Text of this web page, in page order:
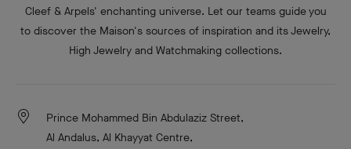
Cleef & Arpels' enchanting universe. Let our teams guide you
to discover the Maison's sources of inspiration and its Jewelry,
High Jewelry and Watchmaking collections.
Prince Mohammed Bin Abdulaziz Street,
Al Andalus, Al Khayyat Centre,